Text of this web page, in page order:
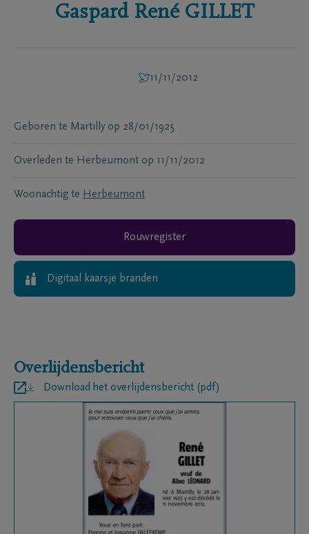
Gaspard René GILLET
11/11/2012
Geboren te Martilly op 28/01/1925
Overleden te Herbeumont op 11/11/2012
Woonachtig te Herbeumont
Rouwregister
Digitaal kaarsje branden
Overlijdensbericht
Download het overlijdensbericht (pdf)